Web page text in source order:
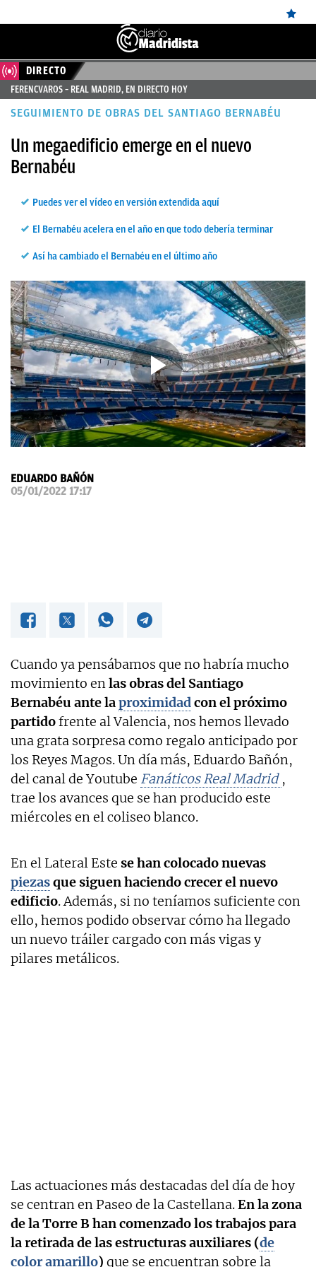
ÚLTIMAS
NOTICIAS
MADRID
BALONCESTO
CANTERA
FICHAJES
DIRECTO
FEMENINO
PAPARAZZI
OKDIARIO
DIRECTO
FERENCVAROS – REAL MADRID, EN DIRECTO HOY
SEGUIMIENTO DE OBRAS DEL SANTIAGO BERNABÉU
Un megaedificio emerge en el nuevo
Bernabéu
Puedes ver el vídeo en versión extendida aquí
El Bernabéu acelera en el año en que todo debería terminar
Así ha cambiado el Bernabéu en el último año
EDUARDO BAÑÓN
05/01/2022 17:17
Cuando ya pensábamos que no habría mucho
movimiento enlas obras del Santiago
Bernabéu ante laproximidadcon el próximo
partidofrente al Valencia, nos hemos llevado
una grata sorpresa como regalo anticipado por
los Reyes Magos. Un día más, Eduardo Bañón,
del canal de Youtube Fanáticos Real Madrid ,
trae los avances que se han producido este
miércoles en el coliseo blanco.
En el Lateral Este se han colocado nuevas
piezasque siguen haciendo crecer el nuevo
edificio. Además, si no teníamos suficiente con
ello, hemos podido observar cómo ha llegado
un nuevo tráiler cargado con más vigas y
pilares metálicos.
Las actuaciones más destacadas del día de hoy
se centran en Paseo de la Castellana.En la zona
de la Torre B han comenzado los trabajos para
la retirada de las estructuras auxiliares (de
color amarillo) que se encuentran sobre la
Sigue aOkDiarioen Google